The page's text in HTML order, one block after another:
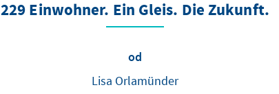
229 Einwohner. Ein Gleis. Die Zukunft.
od
Lisa Orlamünder